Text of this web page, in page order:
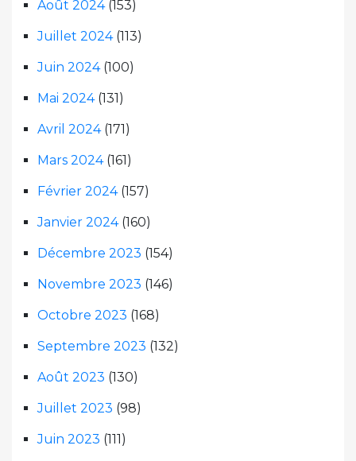
Août 2024(153)
Juillet 2024(113)
Juin 2024(100)
Mai 2024(131)
Avril 2024(171)
Mars 2024(161)
Février 2024(157)
Janvier 2024(160)
Décembre 2023 (154)
Novembre 2023 (146)
Octobre 2023 (168)
Septembre 2023 (132)
Août 2023 (130)
Juillet 2023 (98)
Juin 2023 (111)